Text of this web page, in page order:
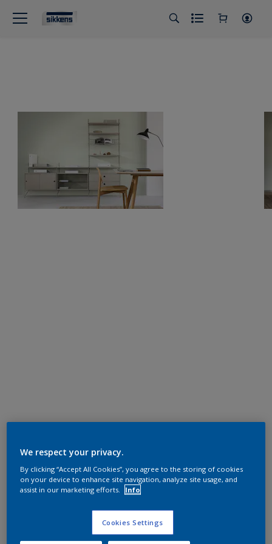
We respect your privacy.
By clicking “Accept All Cookies”, you agree to the storing of cookies
on your device to enhance site navigation, analyze site usage, and
assist in our marketing efforts.
Info
Cookies Settings